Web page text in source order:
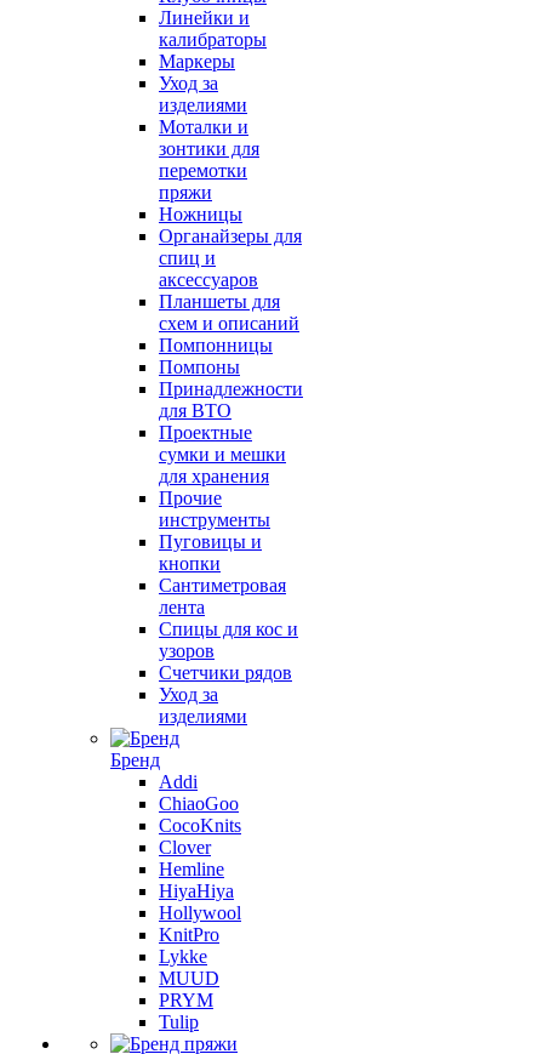
Линейки и
калибраторы
Маркеры
Уход за
изделиями
Моталки и
зонтики для
перемотки
пряжи
Ножницы
Органайзеры для
спиц и
аксессуаров
Планшеты для
схем и описаний
Помпонницы
Помпоны
Принадлежности
для ВТО
Проектные
сумки и мешки
для хранения
Прочие
инструменты
Пуговицы и
кнопки
Сантиметровая
лента
Спицы для кос и
узоров
Счетчики рядов
Уход за
изделиями
Бренд
Addi
ChiaoGoo
CocoKnits
Clover
Hemline
HiyaHiya
Hollywool
KnitPro
Lykke
MUUD
PRYM
Tulip